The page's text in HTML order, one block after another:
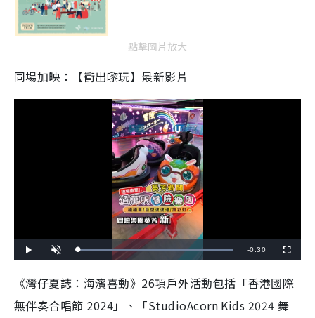
點擊圖片放大
同場加映：【衝出嚟玩】最新影片
l
n
t
e
L
o
e
d
1
0
R
a
-0:30
u
s
c
e
《灣仔夏誌：海濱喜動》26項戶外活動包括「香港國際
無伴奏合唱節 2024」、「StudioAcorn Kids 2024 舞